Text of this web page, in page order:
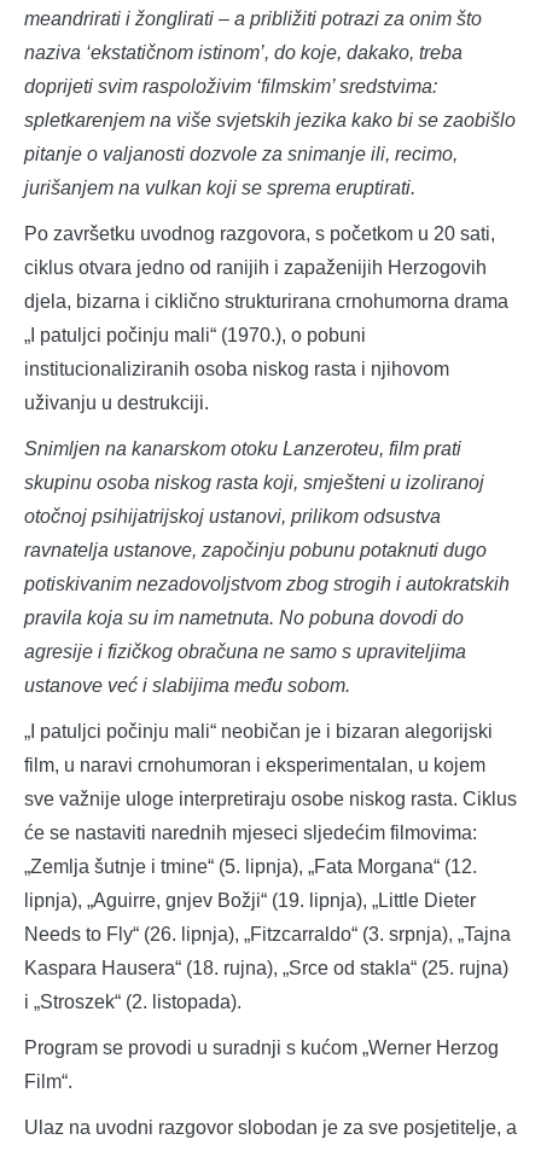
meandrirati i žonglirati – a približiti potrazi za onim što
naziva ‘ekstatičnom istinom’, do koje, dakako, treba
doprijeti svim raspoloživim ‘filmskim’ sredstvima:
spletkarenjem na više svjetskih jezika kako bi se zaobišlo
pitanje o valjanosti dozvole za snimanje ili, recimo,
jurišanjem na vulkan koji se sprema eruptirati.
Po završetku uvodnog razgovora, s početkom u 20 sati,
ciklus otvara jedno od ranijih i zapaženijih Herzogovih
djela, bizarna i ciklično strukturirana crnohumorna drama
„I patuljci počinju mali“ (1970.), o pobuni
institucionaliziranih osoba niskog rasta i njihovom
uživanju u destrukciji.
Snimljen na kanarskom otoku Lanzeroteu, film prati
skupinu osoba niskog rasta koji, smješteni u izoliranoj
otočnoj psihijatrijskoj ustanovi, prilikom odsustva
ravnatelja ustanove, započinju pobunu potaknuti dugo
potiskivanim nezadovoljstvom zbog strogih i autokratskih
pravila koja su im nametnuta. No pobuna dovodi do
agresije i fizičkog obračuna ne samo s upraviteljima
ustanove već i slabijima među sobom.
„I patuljci počinju mali“ neobičan je i bizaran alegorijski
film, u naravi crnohumoran i eksperimentalan, u kojem
sve važnije uloge interpretiraju osobe niskog rasta. Ciklus
će se nastaviti narednih mjeseci sljedećim filmovima:
„Zemlja šutnje i tmine“ (5. lipnja), „Fata Morgana“ (12.
lipnja), „Aguirre, gnjev Božji“ (19. lipnja), „Little Dieter
Needs to Fly“ (26. lipnja), „Fitzcarraldo“ (3. srpnja), „Tajna
Kaspara Hausera“ (18. rujna), „Srce od stakla“ (25. rujna)
i „Stroszek“ (2. listopada).
Program se provodi u suradnji s kućom „Werner Herzog
Film“.
Ulaz na uvodni razgovor slobodan je za sve posjetitelje, a